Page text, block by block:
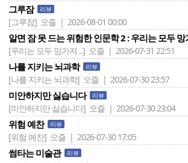
그루잠 리뷰
[그루잠] 오즐 | 2026-08-01 00:00
알면 잠 못 드는 위험한 인문학 2 : 우리는 모두
[우리는 모두 망가져 ..] 오즐 | 2026-07-31 22:51
나를 지키는 뇌과학 리뷰
[나를 지키는 뇌과학] 오즐 | 2026-07-30 23:57
미안하지만 싫습니다 리뷰
[미안하지만 싫습니다] 오즐 | 2026-07-30 23:04
위험 예찬 리뷰
[위험 예찬] 오즐 | 2026-07-30 17:05
썸타는 미술관 리뷰